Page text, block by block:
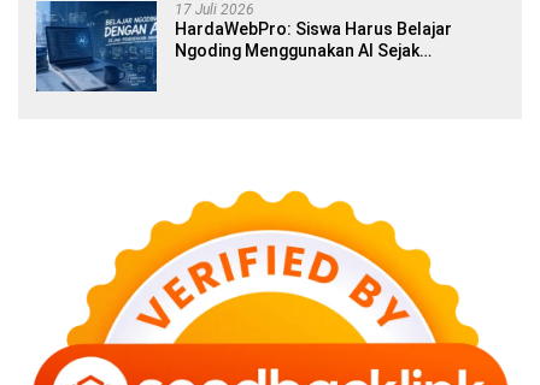
17 Juli 2026
HardaWebPro: Siswa Harus Belajar
Ngoding Menggunakan AI Sejak